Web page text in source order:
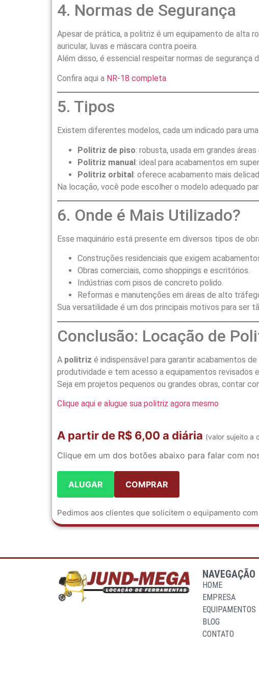
4. Normas de Segurança
Apesar de prática, a politriz é um equipamento de alta
auricular, luvas e máscara contra poeira.
Além disso, é essencial respeitar normas de segurança
Confira aqui a NR-18 completa
5. Tipos
Existem diferentes modelos, cada um indicado para
Politriz de piso: robusta, usada em grandes
Politriz manual: ideal para acabamentos em
Politriz orbital: oferece acabamento mais
Na locação, você pode escolher o modelo adequado
6. Onde é Mais Utilizado?
Esse maquinário está presente em diversos tipos de
Construções residenciais que exigem
Obras comerciais, como shoppings e escritórios.
Indústrias com pisos de concreto polido.
Reformas e manutenções em áreas de alto
Sua versatilidade é um dos principais motivos para ser
Conclusão: Locação de
A politriz é indispensável para garantir acabamentos
produtividade e tem acesso a equipamentos revisados
Seja em projetos pequenos ou grandes obras, contar
Clique aqui e alugue sua politriz agora mesmo
A partir de R$ 6,00 a diária (valor sujeito a
Clique em um dos botões abaixo para falar com
ALUGAR COMPRAR
Pedimos aos clientes que solicitem o equipamento com
NAVEGAÇÃO
HOME
EMPRESA
EQUIPAMENTOS
BLOG
CONTATO